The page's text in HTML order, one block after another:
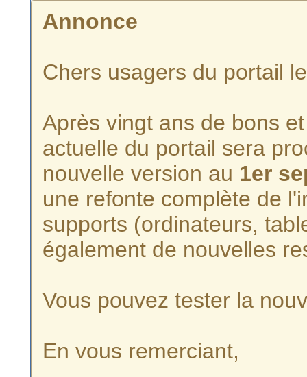
Annonce
Chers usagers du portail
Après vingt ans de bons
actuelle du portail sera
nouvelle version au 1er
une refonte complète de
supports (ordinateurs,
également de nouvelles
Vous pouvez tester la
En vous remerciant,